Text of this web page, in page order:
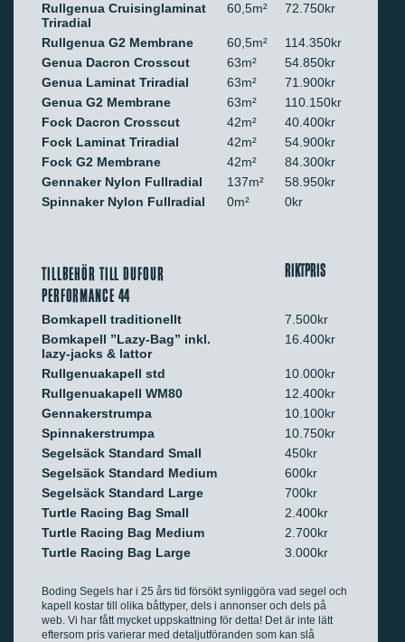
Rullgenua Cruisinglaminat
Triradial
60,5m² 72.750kr
Rullgenua G2 Membrane 60,5m²
114.350kr
Genua Dacron Crosscut
63m²
54.850kr
Genua Laminat Triradial
63m²
71.900kr
Genua G2 Membrane
63m²
110.150kr
Fock Dacron Crosscut
42m²
40.400kr
Fock Laminat Triradial
42m²
54.900kr
Fock G2 Membrane
42m²
84.300kr
Gennaker Nylon Fullradial
137m²
58.950kr
Spinnaker Nylon Fullradial
0m² 0kr
TILLBEHÖR TILL DUFOUR
PERFORMANCE 44
RIKTPRIS
Bomkapell traditionellt
7.500kr
Bomkapell ”Lazy-Bag” inkl.
lazy-jacks & lattor
16.400kr
Rullgenuakapell std
10.000kr
Rullgenuakapell WM80
12.400kr
Gennakerstrumpa
10.100kr
Spinnakerstrumpa
10.750kr
Segelsäck Standard Small
450kr
Segelsäck Standard Medium
600kr
Segelsäck Standard Large
700kr
Turtle Racing Bag Small
2.400kr
Turtle Racing Bag Medium
2.700kr
Turtle Racing Bag Large
3.000kr
Boding Segels har i 25 års tid försökt synliggöra vad segel och
kapell kostar till olika båttyper, dels i annonser och dels på
web. Vi har fått mycket uppskattning för detta! Det är inte lätt
eftersom pris varierar med detaljutföranden som kan slå